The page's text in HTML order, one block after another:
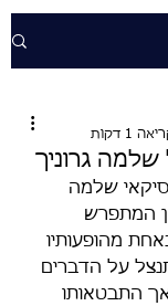
גרוניך
1 דקות
שלמה
המתפרש
מהופעותיו
על הדברים
התבטאותו